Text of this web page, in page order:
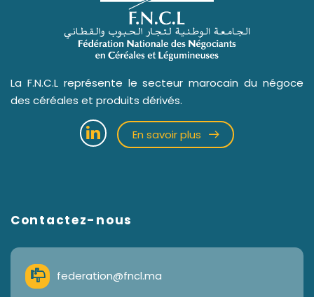
La F.N.C.L représente le secteur marocain du négoce
des céréales et produits dérivés.
En savoir plus
Contactez-nous
federation@fncl.ma